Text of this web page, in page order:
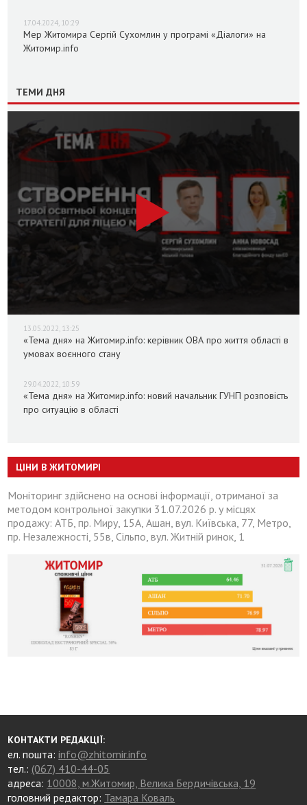
17.04.2024, 10:29
Мер Житомира Сергій Сухомлин у програмі «Діалоги» на
Житомир.info
ТЕМИ ДНЯ
13.05.2022, 13:25
«Тема дня» на Житомир.info: керівник ОВА про життя області в
умовах воєнного стану
29.04.2022, 10:59
«Тема дня» на Житомир.info: новий начальник ГУНП розповість
про ситуацію в області
ЦІНИ В ЖИТОМИРІ
Моніторинг здійснено на основі інформації, отриманої за
методом контрольної закупки 31.07.2026 р. у місцях
продажу: АТБ, пр. Миру, 15А, Ашан, вул. Київська, 77, Метро,
пр. Незалежності, 55в, Сільпо, вул. Житній ринок, 1
КОНТАКТИ РЕДАКЦІЇ:
ел. пошта:info@zhitomir.info
тел.: (067) 410-44-05
адреса: 10008, м.Житомир, Велика Бердичівська, 19
головний редактор: Тамара Коваль